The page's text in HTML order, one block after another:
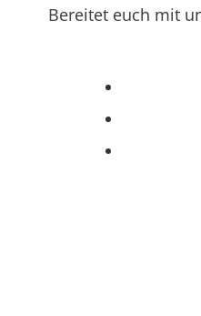
Bereitet euch mit